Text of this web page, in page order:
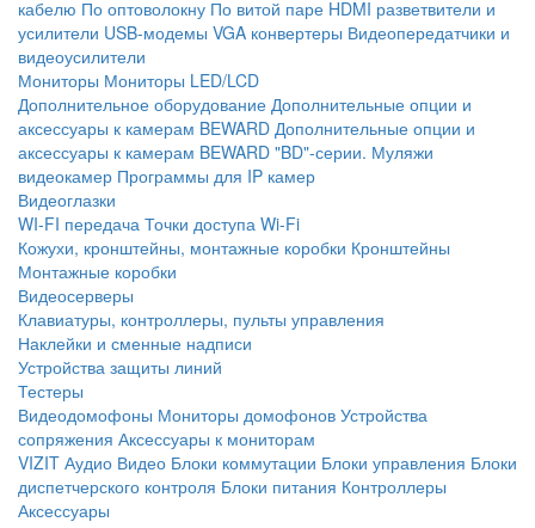
кабелю По оптоволокну По витой паре HDMI разветвители и
усилители USB-модемы VGA конвертеры Видеопередатчики и
видеоусилители
Мониторы Мониторы LED/LCD
Дополнительное оборудование Дополнительные опции и
аксессуары к камерам BEWARD Дополнительные опции и
аксессуары к камерам BEWARD "BD"-серии. Муляжи
видеокамер Программы для IP камер
Видеоглазки
WI-FI передача Точки доступа Wi-Fi
Кожухи, кронштейны, монтажные коробки Кронштейны
Монтажные коробки
Видеосерверы
Клавиатуры, контроллеры, пульты управления
Наклейки и сменные надписи
Устройства защиты линий
Тестеры
Видеодомофоны Мониторы домофонов Устройства
сопряжения Аксессуары к мониторам
VIZIT Аудио Видео Блоки коммутации Блоки управления Блоки
диспетчерского контроля Блоки питания Контроллеры
Аксессуары